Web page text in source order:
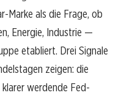
Marke als die Frage, ob
Energie, Industrie —
etabliert. Drei Signale
zeigen: die
werdende Fed-